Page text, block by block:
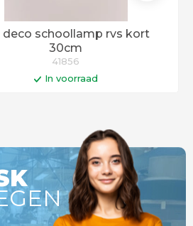
deco schoollamp rvs kort
30cm
41856
In voorraad
voor 14:00 uur besteld =
vandaag verstuurd!